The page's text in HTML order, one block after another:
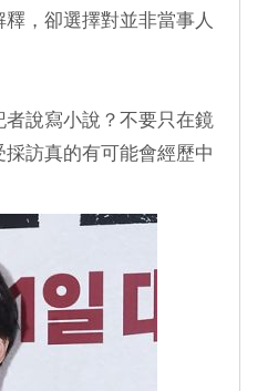
，卻選擇對並非當事人
說寫小說？不要只在鏡
訪真的有可能會經歷中